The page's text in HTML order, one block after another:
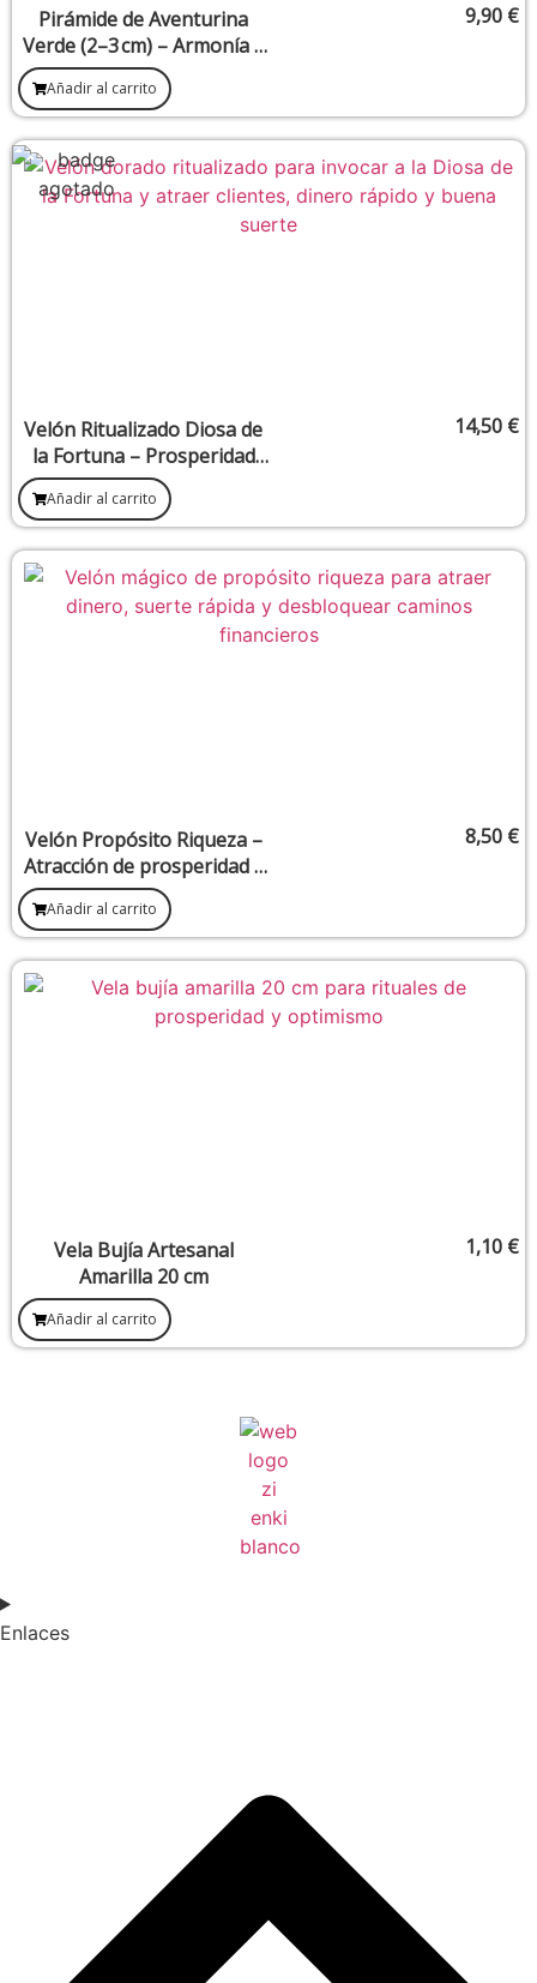
Pirámide de Aventurina
Verde (2–3 cm) – Armonía y
Prosperidad
9,90 €
Añadir al carrito
Velón Ritualizado Diosa de
la Fortuna – Prosperidad
rápida y atracción de
clientes
14,50 €
Añadir al carrito
Velón Propósito Riqueza –
Atracción de prosperidad y
abundancia
8,50 €
Añadir al carrito
Vela Bujía Artesanal
Amarilla 20 cm
1,10 €
Añadir al carrito
Enlaces